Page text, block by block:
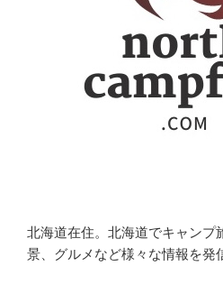
北海道在住。北海道でキャンプ
景、グルメなど様々な情報を発